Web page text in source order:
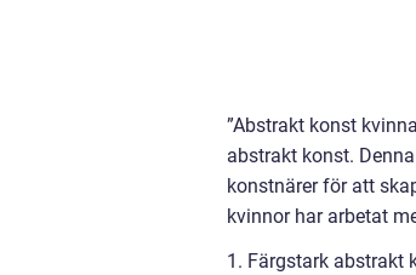
”Abstrakt konst
abstrakt konst.
konstnärer för att
kvinnor har arbetat
1. Färgstark abstrakt